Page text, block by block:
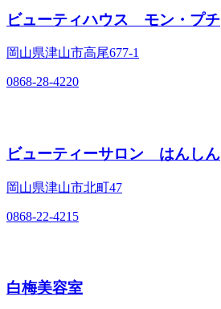
ビューティハウス モン・プチ
岡山県津山市高尾677‐1
0868-28-4220
ビューティーサロン はんしん
岡山県津山市北町47
0868-22-4215
白梅美容室